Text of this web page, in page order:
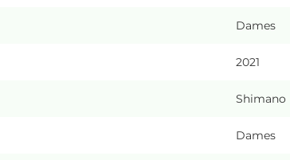
Dames
2021
Shimano
Dames